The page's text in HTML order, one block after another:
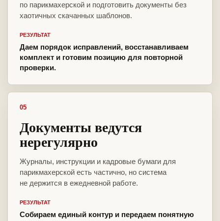
по парикмахерской и подготовить документы без
хаотичных скачанных шаблонов.
РЕЗУЛЬТАТ
Даем порядок исправлений, восстанавливаем
комплект и готовим позицию для повторной
проверки.
05
Документы ведутся
нерегулярно
Журналы, инструкции и кадровые бумаги для
парикмахерской есть частично, но система
не держится в ежедневной работе.
РЕЗУЛЬТАТ
Собираем единый контур и передаем понятную